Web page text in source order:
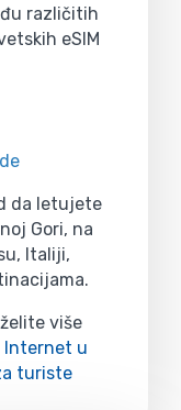
različitih
eSIM
da letujete
Gori, na
Italiji,
više
Internet u
turiste